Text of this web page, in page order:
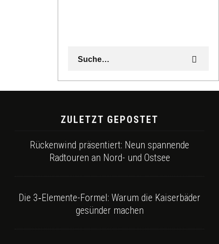
ZULETZT GEPOSTET
Rückenwind präsentiert: Neun spannende
Radtouren an Nord- und Ostsee
Die 3‑Elemente-Formel: Warum die Kaiserbäder
gesünder machen